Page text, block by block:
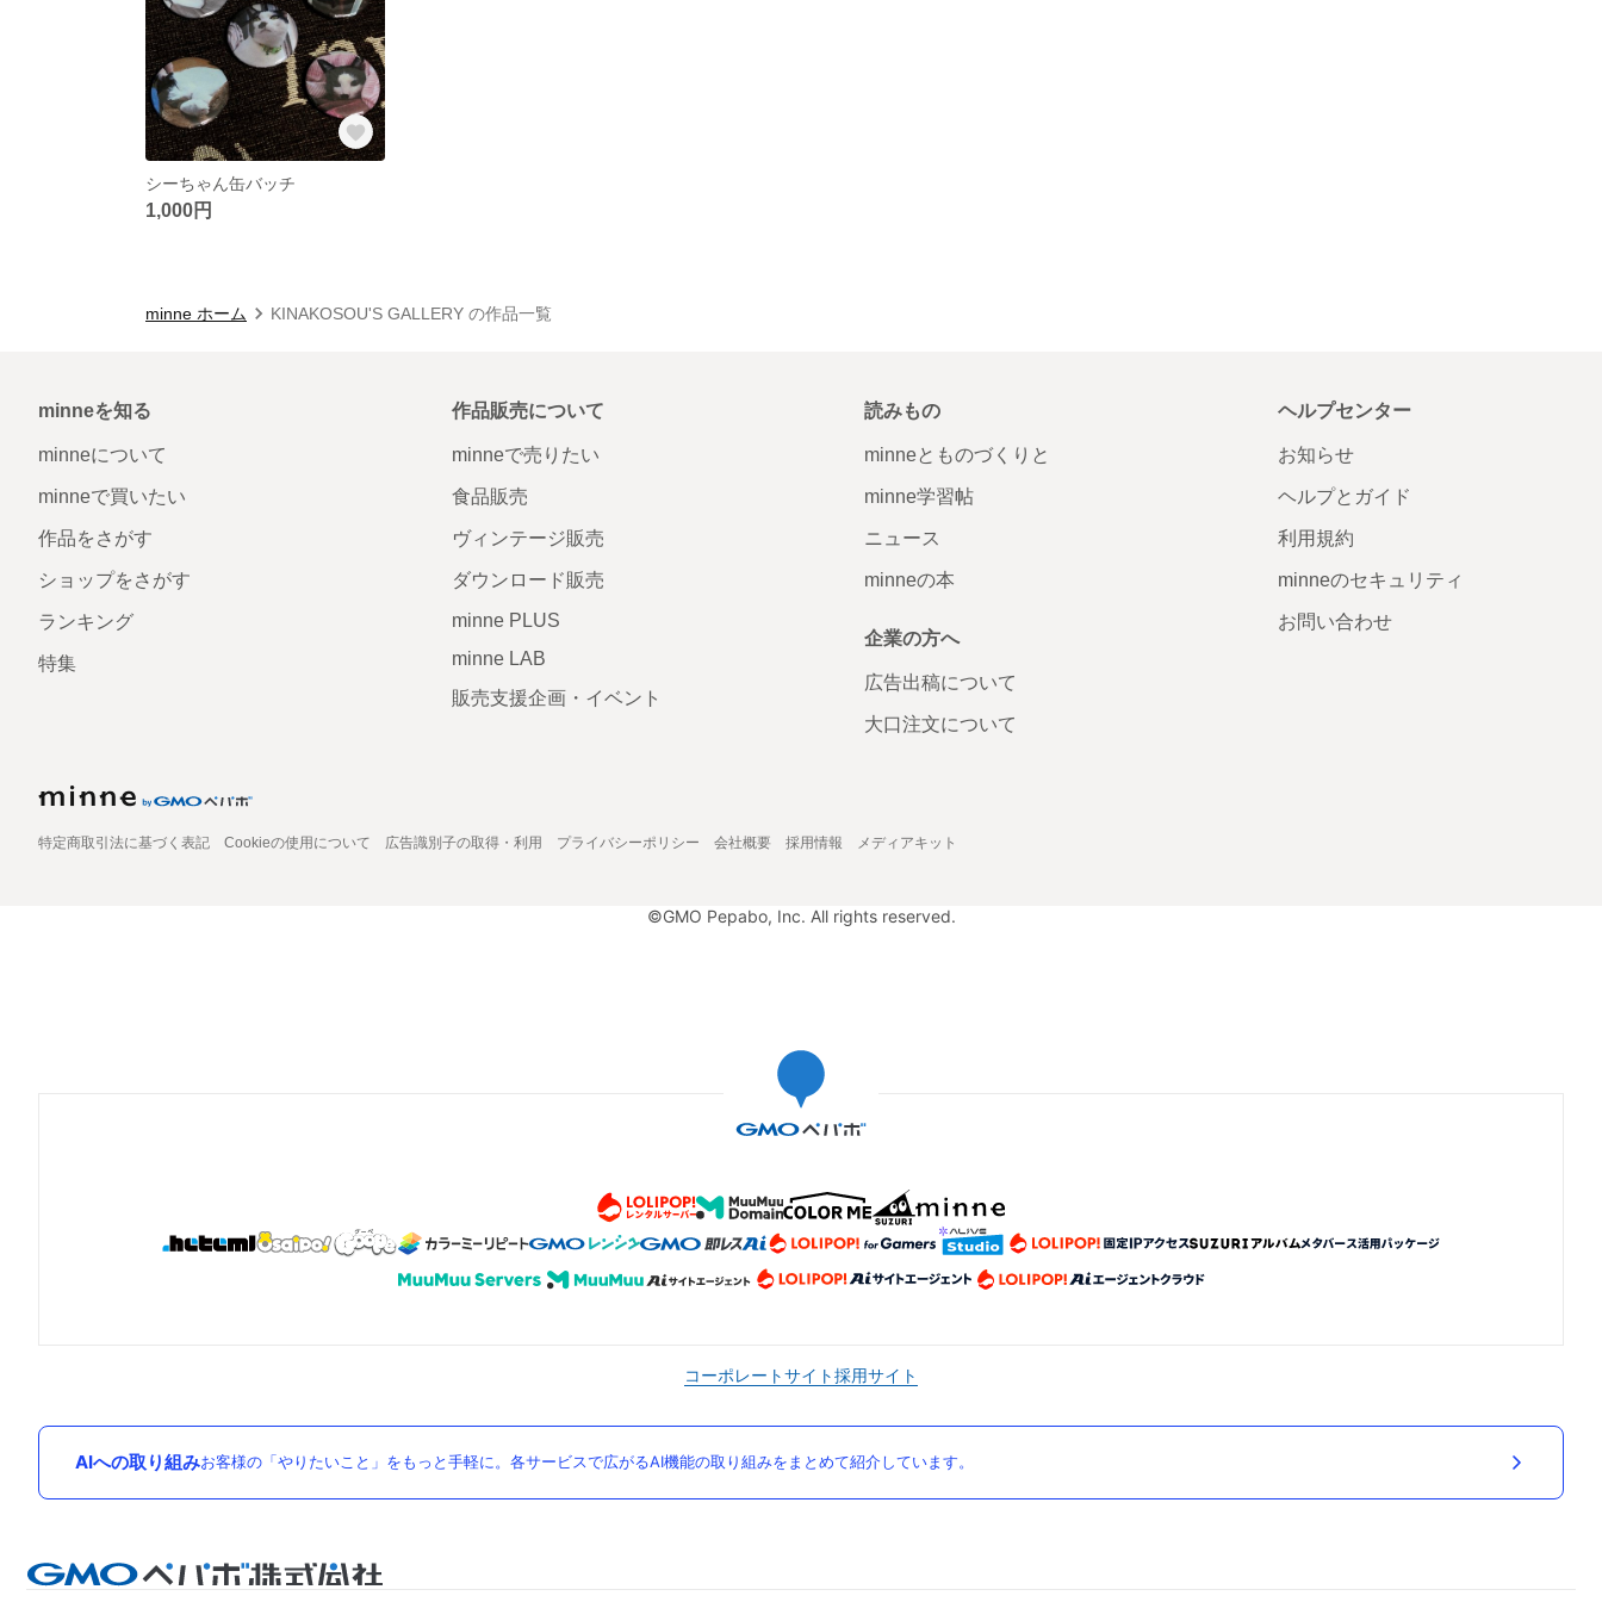
シーちゃん缶バッチ
1,000円
minne ホーム KINAKOSOU'S GALLERY の作品一覧
minneを知る
minneについて
minneで買いたい
作品をさがす
ショップをさがす
ランキング
特集
作品販売について
minneで売りたい
食品販売
ヴィンテージ販売
ダウンロード販売
minne PLUS
minne LAB
販売支援企画・イベント
読みもの
minneとものづくりと
minne学習帖
ニュース
minneの本
企業の方へ
広告出稿について
大口注文について
ヘルプセンター
お知らせ
ヘルプとガイド
利用規約
minneのセキュリティ
お問い合わせ
特定商取引法に基づく表記 Cookieの使用について 広告識別子の取得・利用 プライバシーポリシー 会社概要 採用情報 メディアキット
©GMO Pepabo, Inc. All rights reserved.
コーポレートサイト採用サイト
AIへの取り組みお客様の「やりたいこと」をもっと手軽に。各サービスで広がるAI機能の取り組みをまとめて紹介しています。